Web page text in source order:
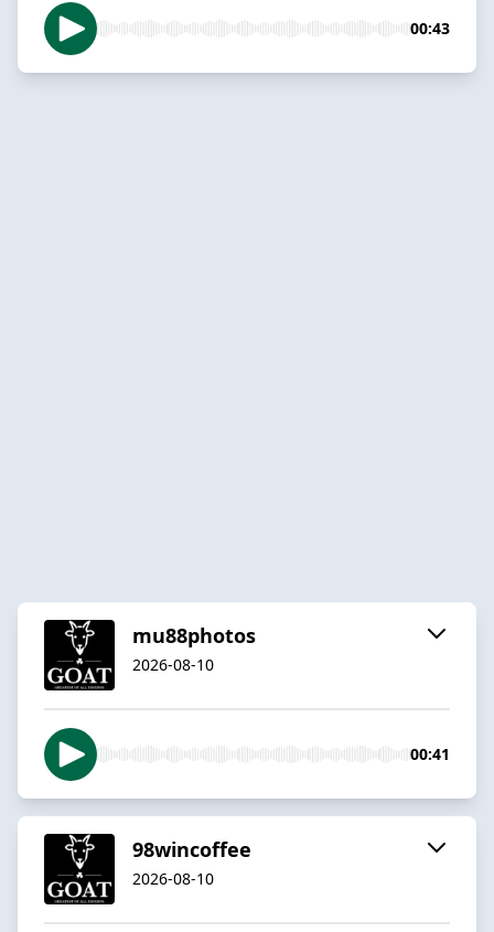
00:43
mu88photos
2026-08-10
00:41
98wincoffee
2026-08-10